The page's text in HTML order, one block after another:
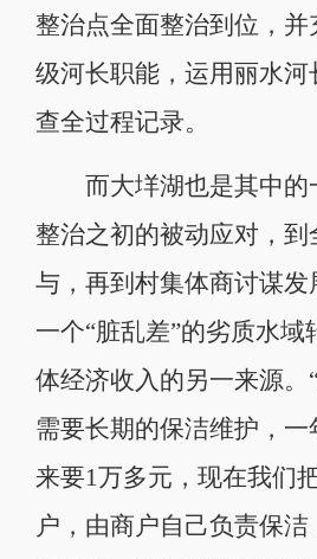
整治点全面整治到位，并
级河长职能，运用丽水河
查全过程记录。
而大垟湖也是其中的
整治之初的被动应对，到
与，再到村集体商讨谋发
一个“脏乱差”的劣质水域
体经济收入的另一来源。
需要长期的保洁维护，
来要1万多元，现在我们
户，由商户自己负责保